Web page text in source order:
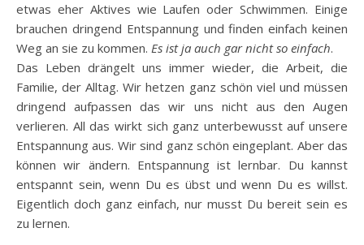
etwas eher Aktives wie Laufen oder Schwimmen. Einige
brauchen dringend Entspannung und finden einfach keinen
Weg an sie zu kommen. Es ist ja auch gar nicht so einfach.
Das Leben drängelt uns immer wieder, die Arbeit, die
Familie, der Alltag. Wir hetzen ganz schön viel und müssen
dringend aufpassen das wir uns nicht aus den Augen
verlieren. All das wirkt sich ganz unterbewusst auf unsere
Entspannung aus. Wir sind ganz schön eingeplant. Aber das
können wir ändern. Entspannung ist lernbar. Du kannst
entspannt sein, wenn Du es übst und wenn Du es willst.
Eigentlich doch ganz einfach, nur musst Du bereit sein es
zu lernen.